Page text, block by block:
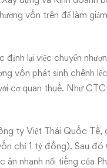
vốn trên để làm
định lại việc chuyển
vốn phát sinh chênh
cơ quan thuế. Như
ty Việt Thái Quốc
chỉ 1 tỷ đồng). Sau
ăn nhanh nổi tiếng của